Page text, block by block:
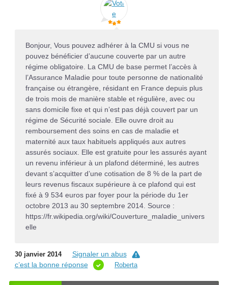
Bonjour, Vous pouvez adhérer à la CMU si vous ne
pouvez bénéficier d’aucune couverte par un autre
régime obligatoire. La CMU de base permet l’accès à
l’Assurance Maladie pour toute personne de nationalité
française ou étrangère, résidant en France depuis plus
de trois mois de manière stable et régulière, avec ou
sans domicile fixe et qui n’est pas déjà couvert par un
régime de Sécurité sociale. Elle ouvre droit au
remboursement des soins en cas de maladie et
maternité aux taux habituels appliqués aux autres
assurés sociaux. Elle est gratuite pour les assurés ayant
un revenu inférieur à un plafond déterminé, les autres
devant s’acquitter d’une cotisation de 8 % de la part de
leurs revenus fiscaux supérieure à ce plafond qui est
fixé à 9 534 euros par foyer pour la période du 1er
octobre 2013 au 30 septembre 2014. Source :
https://fr.wikipedia.org/wiki/Couverture_maladie_univers
elle
30 janvier 2014
Signaler un abus
c’est la bonne réponse
Roberta